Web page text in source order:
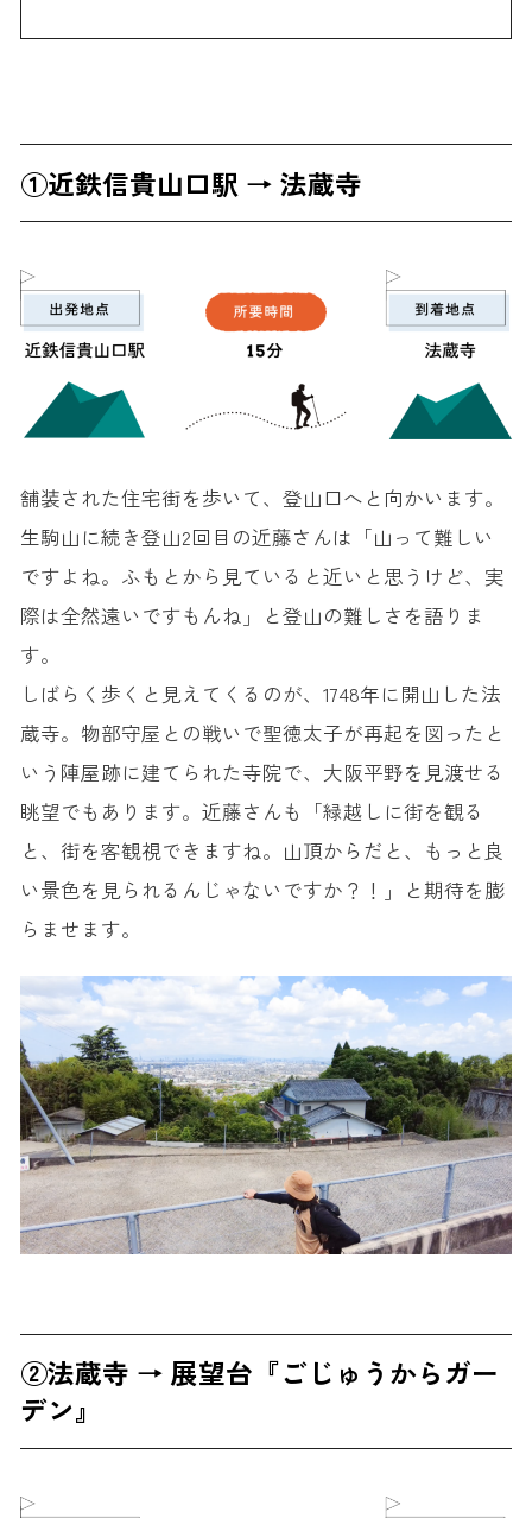
①近鉄信貴山口駅 → 法蔵寺
舗装された住宅街を歩いて、登山口へと向かいます。
生駒山に続き登山2回目の近藤さんは「山って難しい
ですよね。ふもとから見ていると近いと思うけど、実
際は全然遠いですもんね」と登山の難しさを語りま
す。
しばらく歩くと見えてくるのが、1748年に開山した法
蔵寺。物部守屋との戦いで聖徳太子が再起を図ったと
いう陣屋跡に建てられた寺院で、大阪平野を見渡せる
眺望でもあります。近藤さんも「緑越しに街を観る
と、街を客観視できますね。山頂からだと、もっと良
い景色を見られるんじゃないですか？！」と期待を膨
らませます。
②法蔵寺 → 展望台『ごじゅうからガー
デン』